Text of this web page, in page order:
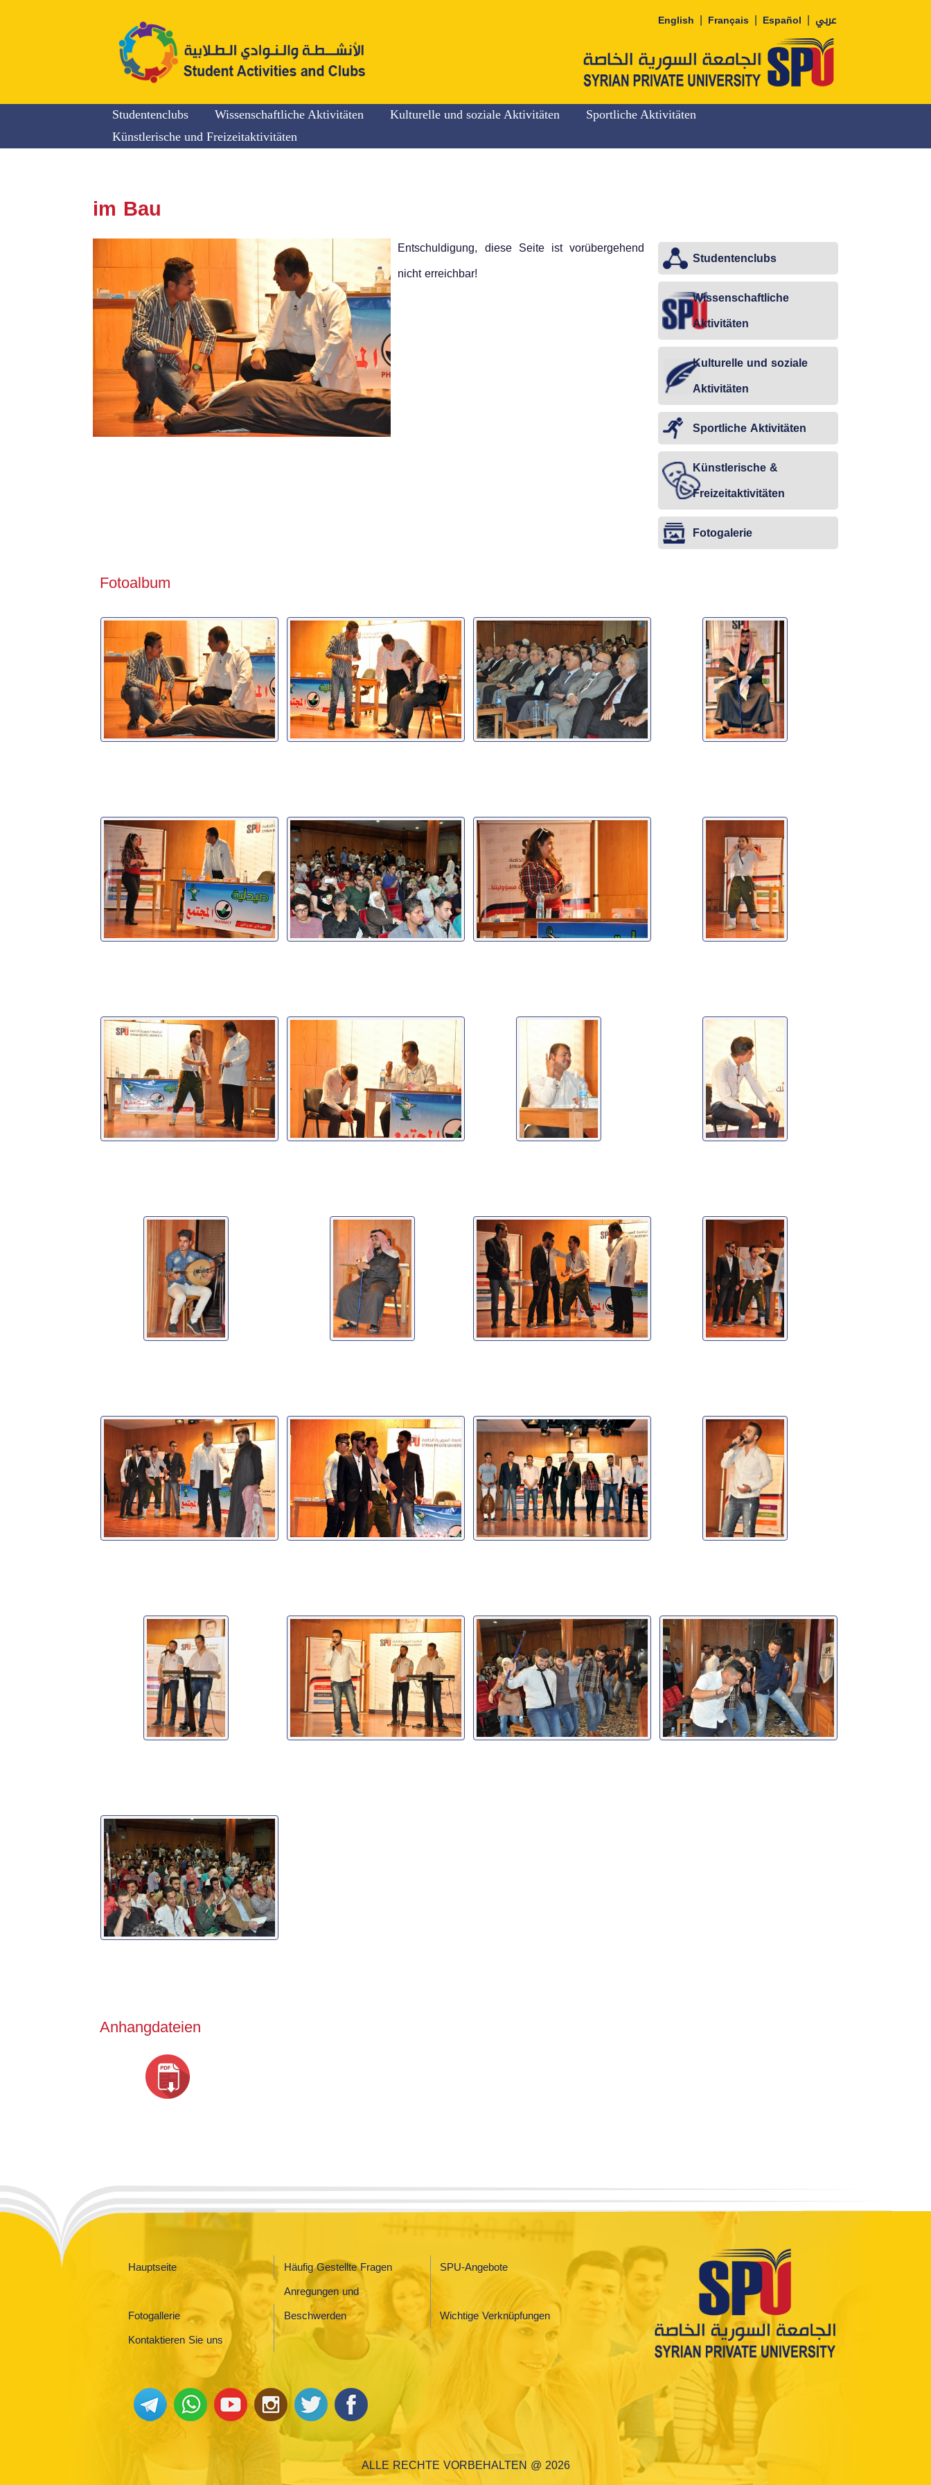
English | Français | Español | عربي
Studentenclubs Wissenschaftliche Aktivitäten Kulturelle und soziale Aktivitäten
Sportliche Aktivitäten
Künstlerische und Freizeitaktivitäten
im Bau
Studentenclubs
Wissenschaftliche
Aktivitäten
Kulturelle und soziale
Aktivitäten
Sportliche Aktivitäten
Künstlerische &
Freizeitaktivitäten
Fotogalerie
Entschuldigung, diese Seite ist vorübergehend
nicht erreichbar!
Fotoalbum
Anhangdateien
Hauptseite Häufig Gestellte Fragen SPU-Angebote
Fotogallerie
Anregungen und
Beschwerden
Wichtige Verknüpfungen
Kontaktieren Sie uns
ALLE RECHTE VORBEHALTEN @ 2026